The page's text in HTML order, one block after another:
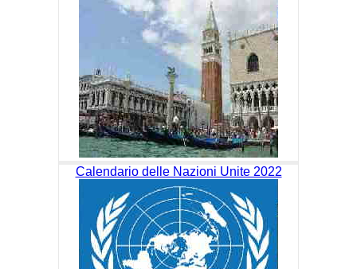
Calendario delle Nazioni Unite 2022